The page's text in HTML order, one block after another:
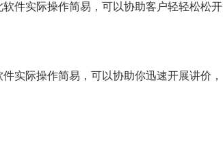
件实际操作简易，可以协助客户轻轻松松开
实际操作简易，可以协助你迅速开展讲价，